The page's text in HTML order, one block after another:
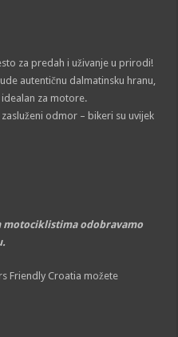
za predah i uživanje u prirodi!
autentičnu dalmatinsku hranu,
za motore.
odmor – bikeri su uvijek
motociklistima odobravamo
Friendly Croatia možete